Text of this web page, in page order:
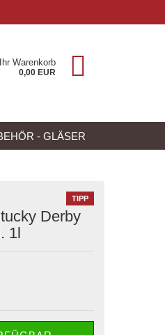
Ihr Warenkorb
0,00 EUR
- GLÄSER
TIPP
Derby
1l